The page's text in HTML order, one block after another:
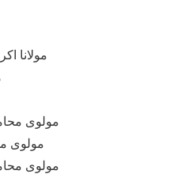
مولانا
مولوی
مولوی
مولوی